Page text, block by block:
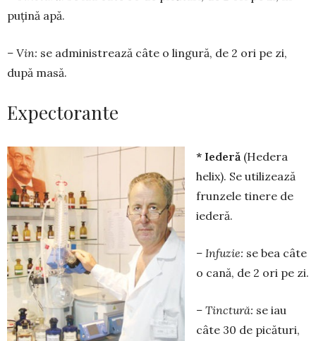
puțină apă.
– Vin: se adminis­trea­ză câte o lingură, de 2 ori pe zi,
după masă.
Expectorante
* Iederă (Hedera
helix). Se utili­zează
frunzele tinere de
ie­deră.
– Infuzie: se bea câte
o cană, de 2 ori pe zi.
– Tinctură: se iau
câte 30 de pică­turi,